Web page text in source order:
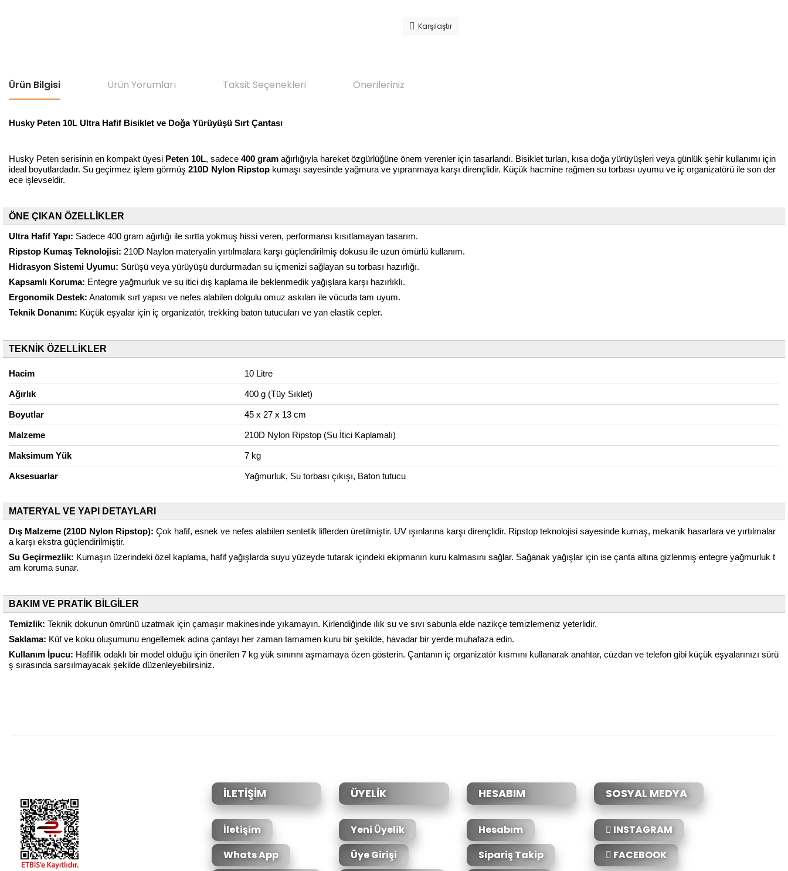
Karşılaştır
Ürün Bilgisi Ürün Yorumları Taksit Seçenekleri Önerileriniz
Husky Peten 10L Ultra Hafif Bisiklet ve Doğa Yürüyüşü Sırt Çantası
Husky Peten serisinin en kompakt üyesi Peten 10L, sadece 400 gram ağırlığıyla hareket özgürlüğüne önem verenler için tasarlandı. Bisiklet turları, kısa doğa yürüyüşleri veya günlük şehir kullanımı için
ideal boyutlardadır. Su geçirmez işlem görmüş 210D Nylon Ripstop kumaşı sayesinde yağmura ve yıpranmaya karşı dirençlidir. Küçük hacmine rağmen su torbası uyumu ve iç organizatörü ile son der
ece işlevseldir.
ÖNE ÇIKAN ÖZELLİKLER
Ultra Hafif Yapı: Sadece 400 gram ağırlığı ile sırtta yokmuş hissi veren, performansı kısıtlamayan tasarım.
Ripstop Kumaş Teknolojisi: 210D Naylon materyalin yırtılmalara karşı güçlendirilmiş dokusu ile uzun ömürlü kullanım.
Hidrasyon Sistemi Uyumu: Sürüşü veya yürüyüşü durdurmadan su içmenizi sağlayan su torbası hazırlığı.
Kapsamlı Koruma: Entegre yağmurluk ve su itici dış kaplama ile beklenmedik yağışlara karşı hazırlıklı.
Ergonomik Destek: Anatomik sırt yapısı ve nefes alabilen dolgulu omuz askıları ile vücuda tam uyum.
Teknik Donanım: Küçük eşyalar için iç organizatör, trekking baton tutucuları ve yan elastik cepler.
TEKNİK ÖZELLİKLER
Hacim 10 Litre
Ağırlık 400 g (Tüy Sıklet)
Boyutlar 45 x 27 x 13 cm
Malzeme 210D Nylon Ripstop (Su İtici Kaplamalı)
Maksimum Yük 7 kg
Aksesuarlar Yağmurluk, Su torbası çıkışı, Baton tutucu
MATERYAL VE YAPI DETAYLARI
Dış Malzeme (210D Nylon Ripstop): Çok hafif, esnek ve nefes alabilen sentetik liflerden üretilmiştir. UV ışınlarına karşı dirençlidir. Ripstop teknolojisi sayesinde kumaş, mekanik hasarlara ve yırtılmalar
a karşı ekstra güçlendirilmiştir.
Su Geçirmezlik: Kumaşın üzerindeki özel kaplama, hafif yağışlarda suyu yüzeyde tutarak içindeki ekipmanın kuru kalmasını sağlar. Sağanak yağışlar için ise çanta altına gizlenmiş entegre yağmurluk t
am koruma sunar.
BAKIM VE PRATİK BİLGİLER
Temizlik: Teknik dokunun ömrünü uzatmak için çamaşır makinesinde yıkamayın. Kirlendiğinde ılık su ve sıvı sabunla elde nazikçe temizlemeniz yeterlidir.
Saklama: Küf ve koku oluşumunu engellemek adına çantayı her zaman tamamen kuru bir şekilde, havadar bir yerde muhafaza edin.
Kullanım İpucu: Hafiflik odaklı bir model olduğu için önerilen 7 kg yük sınırını aşmamaya özen gösterin. Çantanın iç organizatör kısmını kullanarak anahtar, cüzdan ve telefon gibi küçük eşyalarınızı sürü
ş sırasında sarsılmayacak şekilde düzenleyebilirsiniz.
Ürün fiyatı diğer sitelerden daha pahalı.
Bu ürüne benzer farklı alternatifler olmalı.
İLETİŞİM
İletişim
Whats App
ÜYELİK
Yeni Üyelik
Üye Girişi
HESABIM
Hesabım
Sipariş Takip
SOSYAL MEDYA
INSTAGRAM
FACEBOOK